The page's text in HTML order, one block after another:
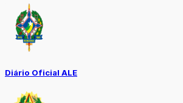
Diário Oficial ALE